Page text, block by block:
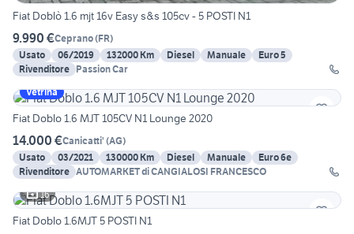
Fiat Doblò 1.6 mjt 16v Easy s&s 105cv - 5 POSTI N1
9.990 €Ceprano(FR)
Usato
06/2019 132000 Km Diesel Manuale
Euro 5
Rivenditore Passion Car
Vetrina
Fiat Doblo 1.6 MJT 105CV N1 Lounge 2020
14.000 €Canicatti' (AG)
Usato
03/2021 130000 Km Diesel Manuale
Euro 6e
Rivenditore AUTOMARKET di CANGIALOSI FRANCESCO
16
Fiat Doblo 1.6MJT 5 POSTI N1